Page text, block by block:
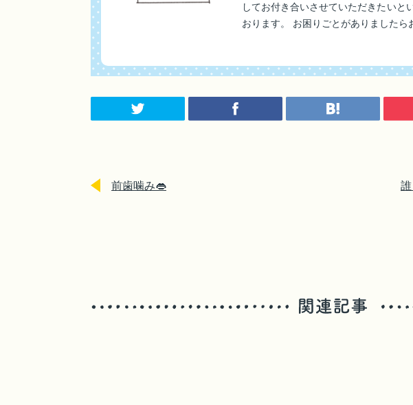
してお付き合いさせていただきたいと
おります。 お困りごとがありましたら
前歯噛み👄